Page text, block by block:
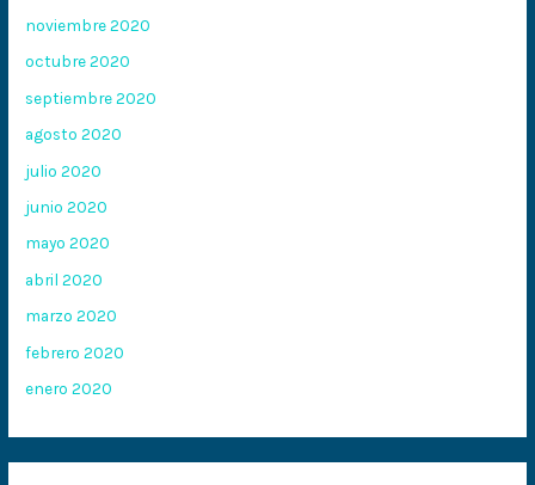
noviembre 2020
octubre 2020
septiembre 2020
agosto 2020
julio 2020
junio 2020
mayo 2020
abril 2020
marzo 2020
febrero 2020
enero 2020